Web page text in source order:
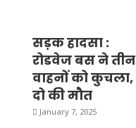
सड़क हादसा :
रोडवेज बस ने तीन
वाहनों को कुचला,
दो की मौत
January 7, 2025